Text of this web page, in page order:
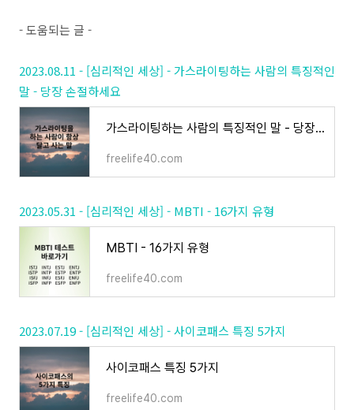
- 도움되는 글 -
2023.08.11 - [심리적인 세상] - 가스라이팅하는 사람의 특징적인
말 - 당장 손절하세요
가스라이팅하는 사람의 특징적인 말 - 당장 손절하세요
freelife40.com
2023.05.31 - [심리적인 세상] - MBTI - 16가지 유형
MBTI - 16가지 유형
freelife40.com
2023.07.19 - [심리적인 세상] - 사이코패스 특징 5가지
사이코패스 특징 5가지
freelife40.com